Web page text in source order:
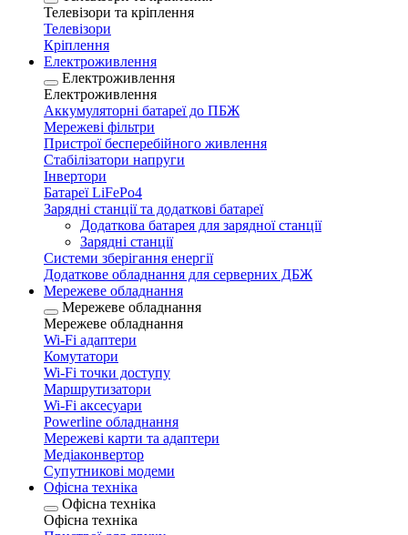
Телевізори та кріплення
Телевізори
Кріплення
Електроживлення
Електроживлення
Електроживлення
Аккумуляторні батареї до ПБЖ
Мережеві фільтри
Пристрої бесперебійного живлення
Стабілізатори напруги
Інвертори
Батареї LiFePo4
Зарядні станції та додаткові батареї
Додаткова батарея для зарядної станції
Зарядні станції
Системи зберігання енергії
Додаткове обладнання для серверних ДБЖ
Мережеве обладнання
Мережеве обладнання
Мережеве обладнання
Wi-Fi адаптери
Комутатори
Wi-Fi точки доступу
Маршрутизатори
Wi-Fi аксесуари
Рowerline обладнання
Мережеві карти та адаптери
Медіаконвертор
Супутникові модеми
Офісна техніка
Офісна техніка
Офісна техніка